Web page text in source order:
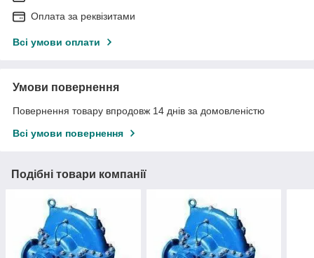
Оплата за реквізитами
Всі умови оплати
Умови повернення
Повернення товару впродовж 14 днів за домовленістю
Всі умови повернення
Подібні товари компанії